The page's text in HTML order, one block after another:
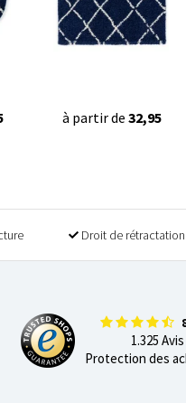
à partir de 32,95
Droit de
1.325 Avis
Protection des